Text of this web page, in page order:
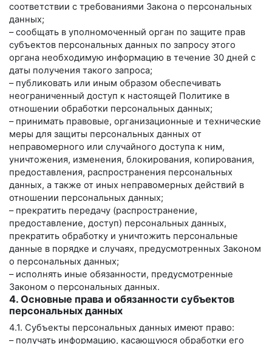
соответствии с требованиями Закона о персональных
данных;
– сообщать в уполномоченный орган по защите прав
субъектов персональных данных по запросу этого
органа необходимую информацию в течение 30 дней с
даты получения такого запроса;
– публиковать или иным образом обеспечивать
неограниченный доступ к настоящей Политике в
отношении обработки персональных данных;
– принимать правовые, организационные и технические
меры для защиты персональных данных от
неправомерного или случайного доступа к ним,
уничтожения, изменения, блокирования, копирования,
предоставления, распространения персональных
данных, а также от иных неправомерных действий в
отношении персональных данных;
– прекратить передачу (распространение,
предоставление, доступ) персональных данных,
прекратить обработку и уничтожить персональные
данные в порядке и случаях, предусмотренных Законом
о персональных данных;
– исполнять иные обязанности, предусмотренные
Законом о персональных данных.
4. Основные права и обязанности субъектов
персональных данных
4.1. Субъекты персональных данных имеют право:
– получать информацию, касающуюся обработки его